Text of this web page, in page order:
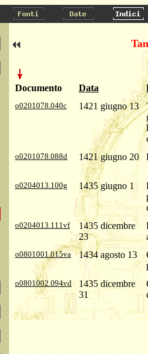
Documento Data
o0201078.040c 1421 giugno 13
o0201078.088d 1421 giugno 20
o0204013.100g 1435 giugno 1
o0204013.111vf
1435 dicembre
23
o0801001.015va 1434 agosto 13
o0801002.094vd
1435 dicembre
31